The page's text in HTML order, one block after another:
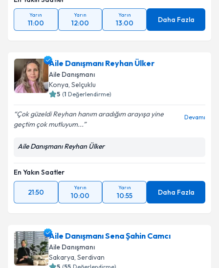
En Yakın Saatler
Yarın
11:00
Yarın
12:00
Yarın
13:00 Daha Fazla
Aile Danışmanı Reyhan Ülker
Aile Danışmanı
Konya,Selçuklu
( Değerlendirme)
Çok güzeldi Reyhan hanım aradığım arayışa yine
geçtim çok mutluyum...
Aile Danışmanı Reyhan Ülker
En Yakın Saatler
21:50
Yarın
10:00
Yarın
10:55 Daha Fazla
Aile Danışmanı Sena Şahin Camcı
Aile Danışmanı
Sakarya, Serdivan